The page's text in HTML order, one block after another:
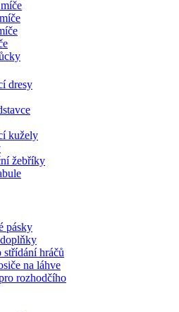
dresy
kužely
žebříky
pásky
střídání hráčů
na láhve
rozhodčího